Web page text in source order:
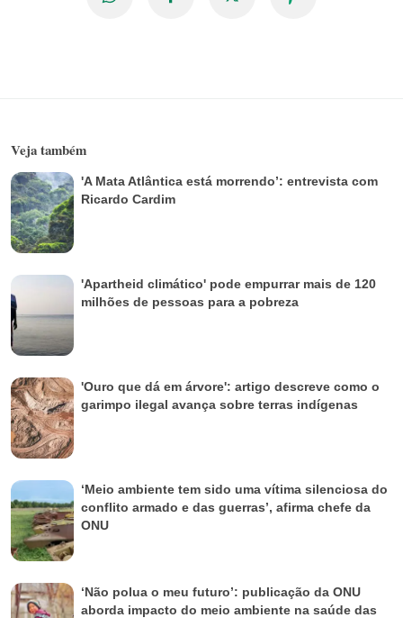
Veja também
'A Mata Atlântica está morrendo’: entrevista com
Ricardo Cardim
'Apartheid climático' pode empurrar mais de 120
milhões de pessoas para a pobreza
'Ouro que dá em árvore': artigo descreve como o
garimpo ilegal avança sobre terras indígenas
‘Meio ambiente tem sido uma vítima silenciosa do
conflito armado e das guerras’, afirma chefe da
ONU
‘Não polua o meu futuro’: publicação da ONU
aborda impacto do meio ambiente na saúde das